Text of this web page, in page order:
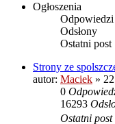
Ogłoszenia
Odpowiedzi
Odsłony
Ostatni post
Strony ze
autor: Maciek »
0
16293
Ostatni post